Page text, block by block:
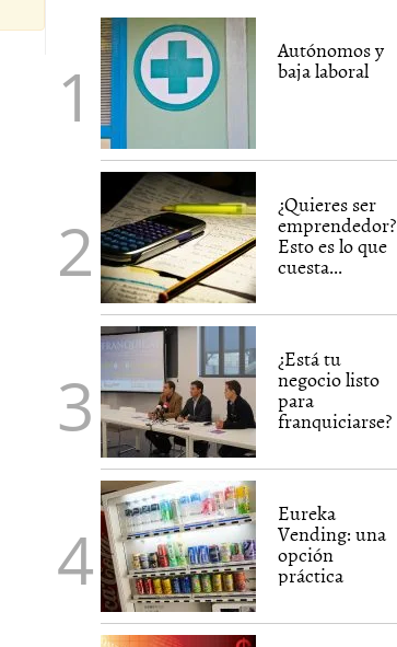
Autónomos y
baja laboral
¿Quieres ser
emprendedor?
Esto es lo que
cuesta...
¿Está tu
negocio listo
para
franquiciarse?
Eureka
Vending: una
opción
práctica